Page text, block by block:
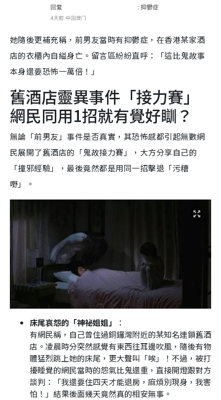
她隨後更補充稱，前男友當時有抑鬱症，在香港某家酒
店的衣櫃內自縊身亡。留言區紛紛直呼：「這比鬼故事
本身還要恐怖一萬倍！」
舊酒店靈異事件「接力賽」
網民同用1招就有覺好瞓？
無論「前男友」事件是否真實，其恐怖感都引起無數網
民展開了舊酒店的「鬼故接力賽」，大方分享自己的
「撞邪經驗」，最後竟然都是用同一招擊退「污糟
嘢」。
床尾哀怨的「神祕姐姐」
：
有網民稱，自己曾住過銅鑼灣附近的某知名連鎖舊酒
店。凌晨時分突然感覺有東西往耳邊吹風，隨後有物
體猛烈跳上她的床尾，更大聲叫「唉」！不過，被打
擾睡覺的網民當時的怨氣比鬼還重，直接開燈跟對方
談判：「我還要住四天才能退房，麻煩別現身，我害
怕！」結果後面幾天竟然真的相安無事。